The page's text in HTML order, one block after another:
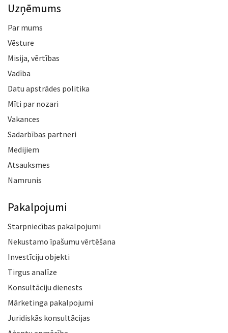
Uzņēmums
Par mums
Vēsture
Misija, vērtības
Vadība
Datu apstrādes politika
Mīti par nozari
Vakances
Sadarbības partneri
Medijiem
Atsauksmes
Namrunis
Pakalpojumi
Starpniecības pakalpojumi
Nekustamo īpašumu vērtēšana
Investīciju objekti
Tirgus analīze
Konsultāciju dienests
Mārketinga pakalpojumi
Juridiskās konsultācijas